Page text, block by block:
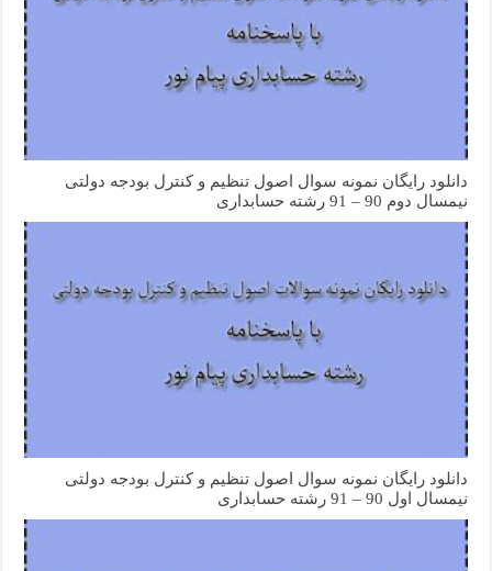
دانلود رایگان نمونه سوال اصول تنظیم و کنترل بودجه دولتی
نیمسال دوم 90 – 91 رشته حسابداری
دانلود رایگان نمونه سوال اصول تنظیم و کنترل بودجه دولتی
نیمسال اول 90 – 91 رشته حسابداری